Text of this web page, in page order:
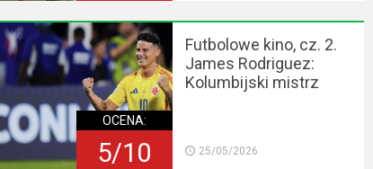
OCENA:
5/10
Futbolowe kino, cz. 2.
James Rodriguez:
Kolumbijski mistrz
25/05/2026